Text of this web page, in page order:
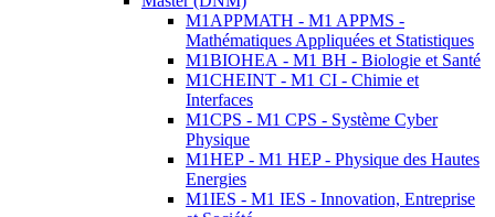
M1APPMATH - M1 APPMS -
Mathématiques Appliquées et Statistiques
M1BIOHEA - M1 BH - Biologie et Santé
M1CHEINT - M1 CI - Chimie et
Interfaces
M1CPS - M1 CPS - Système Cyber
Physique
M1HEP - M1 HEP - Physique des Hautes
Energies
M1IES - M1 IES - Innovation, Entreprise